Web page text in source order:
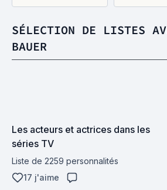
SÉLECTION DE LISTES
BAUER
Les acteurs et actrices dans les
séries TV
Liste de 2259 personnalités
17 j'aime